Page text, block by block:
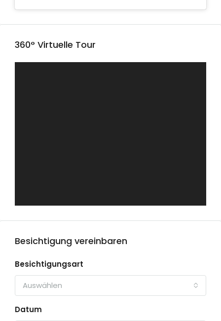
360° Virtuelle Tour
Besichtigung vereinbaren
Besichtigungsart
Auswählen
Datum